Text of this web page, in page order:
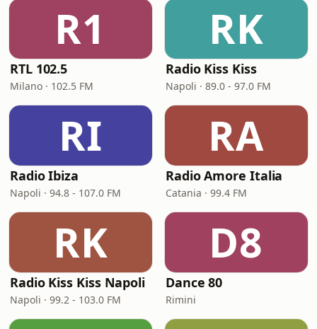
R1
RTL 102.5
Milano · 102.5 FM
RK
Radio Kiss Kiss
Napoli · 89.0 - 97.0 FM
RI
Radio Ibiza
Napoli · 94.8 - 107.0 FM
RA
Radio Amore Italia
Catania · 99.4 FM
RK
Radio Kiss Kiss Napoli
Napoli · 99.2 - 103.0 FM
D8
Dance 80
Rimini